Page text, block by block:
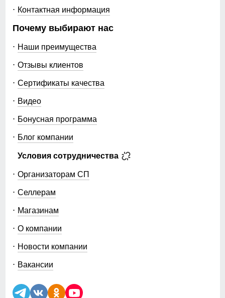
Контактная информация
Почему выбирают нас
Наши преимущества
Отзывы клиентов
Сертификаты качества
Видео
Бонусная программа
Блог компании
Условия сотрудничества
Организаторам СП
Селлерам
Магазинам
О компании
Новости компании
Вакансии